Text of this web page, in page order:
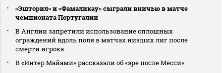
«Эшторил» и «Фамаликау» сыграли вничью в матче
чемпионата Португалии
В Англии запретили использование сплошных
ограждений вдоль поля в матчах низших лиг после
смерти игрока
В «Интер Майами» рассказали об «эре после Месси»